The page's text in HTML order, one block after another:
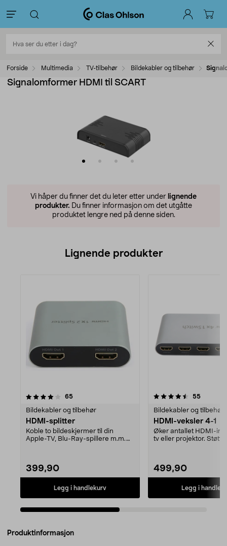
Forside Multimedia TV-tilbehør Bildekabler og tilbehør
Signalomformer HDMI til SCART
Vi håper du finner det du leter etter under lignende
produkter. Du finner informasjon om det utgåtte
produktet lengre ned på denne siden.
Lignende produkter
65anmeldelser
Bildekabler og tilbehør
HDMI-splitter
Koble to bildeskjermer til din
Apple-TV, Blu-Ray-spillere m.m.
399,90
Legg i handlekurv
4.5av 5 stjerner 55
Bildekabler og tilbehør
HDMI-veksler 4-1
Øker antallet HDMI-
tv eller projektor. Støtte
499,90
Legg i
4.5av 5 stjerner
Produktinformasjon